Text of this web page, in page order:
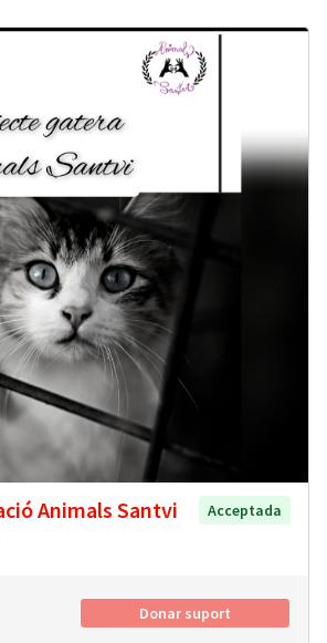
Animals Santvi
Acceptada
Donar suport